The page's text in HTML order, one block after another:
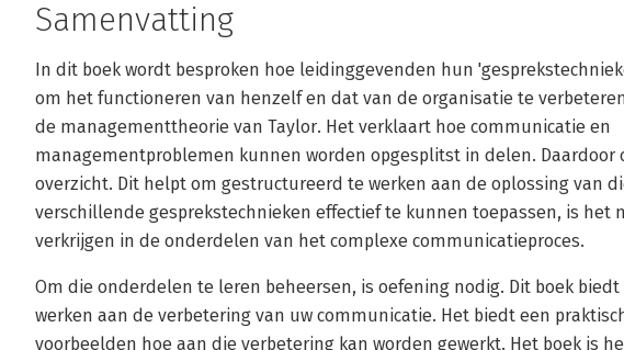
Samenvatting
In dit boek wordt besproken hoe leidinggevenden hun
om het functioneren van henzelf en dat van de organisatie te
de managementtheorie van Taylor. Het verklaart hoe communicatie en
managementproblemen kunnen worden opgesplitst in delen.
overzicht. Dit helpt om gestructureerd te werken aan de oplossing van
verschillende gesprekstechnieken effectief te kunnen toepassen, is het
verkrijgen in de onderdelen van het complexe communicatieproces.
Om die onderdelen te leren beheersen, is oefening nodig. Dit boek
werken aan de verbetering van uw communicatie. Het biedt een
voorbeelden hoe aan die verbetering kan worden gewerkt. Het boek is